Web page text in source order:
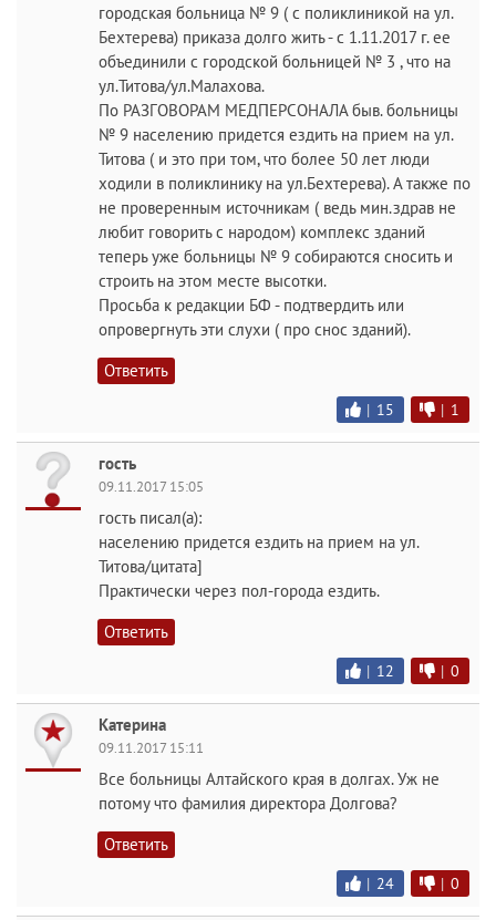
городская больница № 9 ( с поликлиникой на ул.
Бехтерева) приказа долго жить - с 1.11.2017 г. ее
объединили с городской больницей № 3 , что на
ул.Титова/ул.Малахова.
По РАЗГОВОРАМ МЕДПЕРСОНАЛА быв. больницы
№ 9 населению придется ездить на прием на ул.
Титова ( и это при том, что более 50 лет люди
ходили в поликлинику на ул.Бехтерева). А также по
не проверенным источникам ( ведь мин.здрав не
любит говорить с народом) комплекс зданий
теперь уже больницы № 9 собираются сносить и
строить на этом месте высотки.
Просьба к редакции БФ - подтвердить или
опровергнуть эти слухи ( про снос зданий).
Ответить
| 15 | 1
гость
09.11.2017 15:05
гость писал(а):
населению придется ездить на прием на ул.
Титова/цитата]
Практически через пол-города ездить.
Ответить
| 12 | 0
Катерина
09.11.2017 15:11
Все больницы Алтайского края в долгах. Уж не
потому что фамилия директора Долгова?
Ответить
| 24 | 0